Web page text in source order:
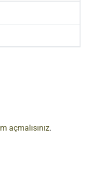
açmalısınız.